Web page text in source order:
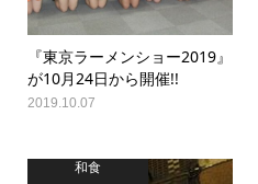
『東京ラーメンショー2019』
が10月24日から開催!!
2019.10.07
和食